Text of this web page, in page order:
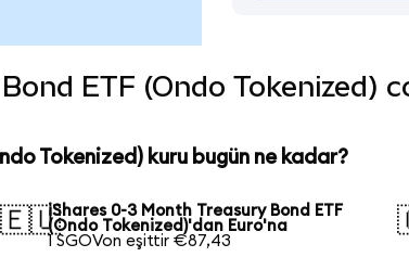
ETF (Ondo Tokenized)
Tokenized) kuru bugün ne kadar?
🇪🇺iShares 0-3 Month Treasury Bond ETF
(Ondo Tokenized)'dan Euro'na
1 SGOVon eşittir €87,43